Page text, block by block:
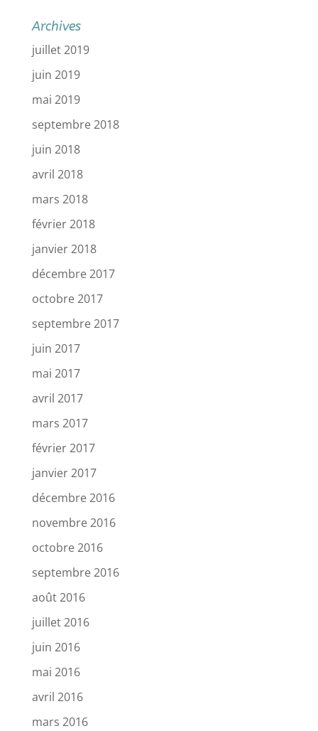
Archives
juillet 2019
juin 2019
mai 2019
septembre 2018
juin 2018
avril 2018
mars 2018
février 2018
janvier 2018
décembre 2017
octobre 2017
septembre 2017
juin 2017
mai 2017
avril 2017
mars 2017
février 2017
janvier 2017
décembre 2016
novembre 2016
octobre 2016
septembre 2016
août 2016
juillet 2016
juin 2016
mai 2016
avril 2016
mars 2016